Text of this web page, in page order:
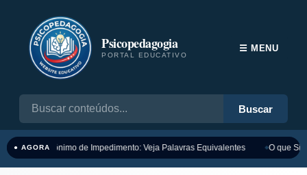
Psicopedagogia
PORTAL EDUCATIVO
Buscar
☰ MENU
● AGORASinônimo de Impedimento: Veja Palavras Equivalentes O que